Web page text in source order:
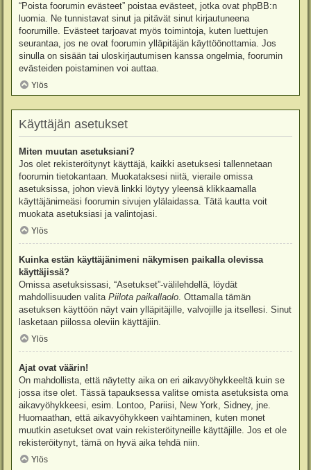
“Poista foorumin evästeet” poistaa evästeet, jotka ovat phpBB:n
luomia. Ne tunnistavat sinut ja pitävät sinut kirjautuneena
foorumille. Evästeet tarjoavat myös toimintoja, kuten luettujen
seurantaa, jos ne ovat foorumin ylläpitäjän käyttöönottamia. Jos
sinulla on sisään tai uloskirjautumisen kanssa ongelmia, foorumin
evästeiden poistaminen voi auttaa.
Ylös
Käyttäjän asetukset
Miten muutan asetuksiani?
Jos olet rekisteröitynyt käyttäjä, kaikki asetuksesi tallennetaan
foorumin tietokantaan. Muokataksesi niitä, vieraile omissa
asetuksissa, johon vievä linkki löytyy yleensä klikkaamalla
käyttäjänimeäsi foorumin sivujen ylälaidassa. Tätä kautta voit
muokata asetuksiasi ja valintojasi.
Ylös
Kuinka estän käyttäjänimeni näkymisen paikalla olevissa
käyttäjissä?
Omissa asetuksissasi, “Asetukset”-välilehdellä, löydät
mahdollisuuden valita Piilota paikallaolo. Ottamalla tämän
asetuksen käyttöön näyt vain ylläpitäjille, valvojille ja itsellesi. Sinut
lasketaan piilossa oleviin käyttäjiin.
Ylös
Ajat ovat väärin!
On mahdollista, että näytetty aika on eri aikavyöhykkeeltä kuin se
jossa itse olet. Tässä tapauksessa valitse omista asetuksista oma
aikavyöhykkeesi, esim. Lontoo, Pariisi, New York, Sidney, jne.
Huomaathan, että aikavyöhykkeen vaihtaminen, kuten monet
muutkin asetukset ovat vain rekisteröityneille käyttäjille. Jos et ole
rekisteröitynyt, tämä on hyvä aika tehdä niin.
Ylös